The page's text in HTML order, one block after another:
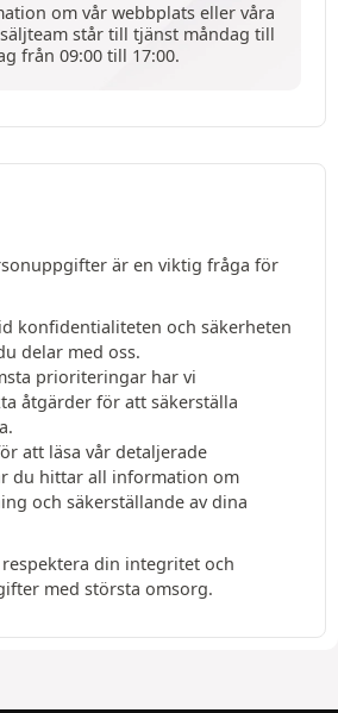
om vår webbplats eller våra
står till tjänst måndag till
från 09:00 till 17:00.
är en viktig fråga för
konfidentialiteten och säkerheten
delar med oss.
prioriteringar har vi
åtgärder för att säkerställa
att läsa vår detaljerade
du hittar all information om
och säkerställande av dina
din integritet och
med största omsorg.